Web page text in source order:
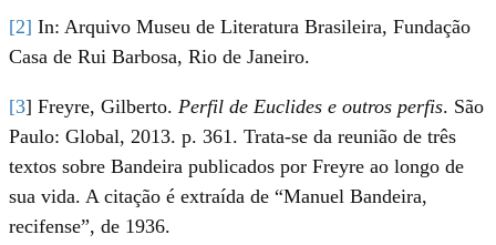
[2] In: Arquivo Museu de Literatura Brasileira, Fundação
Casa de Rui Barbosa, Rio de Janeiro.
[3] Freyre, Gilberto. Perfil de Euclides e outros perfis. São
Paulo: Global, 2013. p. 361. Trata-se da reunião de três
textos sobre Bandeira publicados por Freyre ao longo de
sua vida. A citação é extraída de “Manuel Bandeira,
recifense”, de 1936.